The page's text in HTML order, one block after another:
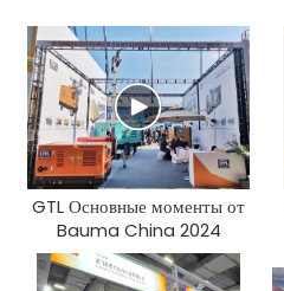
GTL Основные моменты от
Bauma China 2024